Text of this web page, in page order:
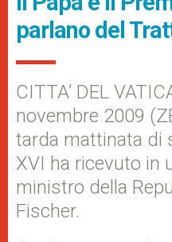
parlano del
CITTA’ DEL
novembre 2009
tarda mattinata di
XVI ha ricevuto in
ministro della
Fischer.